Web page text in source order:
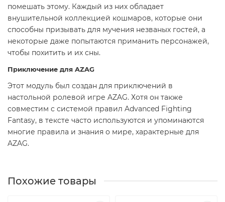
помешать этому. Каждый из них обладает
внушительной коллекцией кошмаров, которые они
способны призывать для мучения незваных гостей, а
некоторые даже попытаются приманить персонажей,
чтобы похитить и их сны.
Приключение для AZAG
Этот модуль был создан для приключений в
настольной ролевой игре AZAG. Хотя он также
совместим с системой правил Advanced Fighting
Fantasy, в тексте часто используются и упоминаются
многие правила и знания о мире, характерные для
AZAG.
Похожие товары